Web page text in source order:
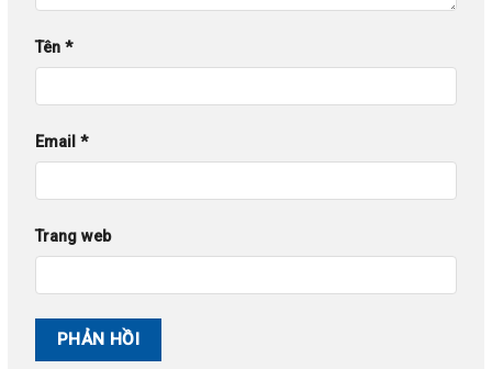
Tên *
Email *
Trang web